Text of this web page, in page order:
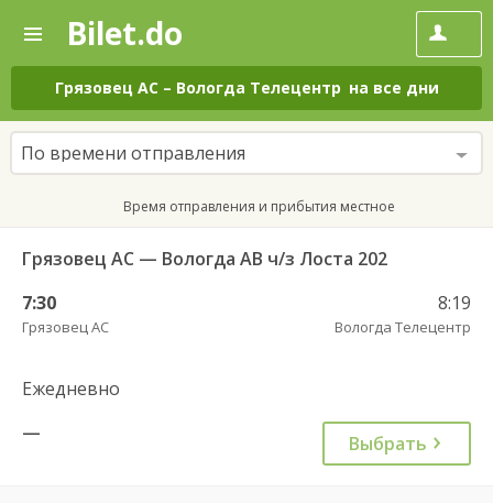
—
Поиск
и
покупка
билетов
на
автобус
онлайн
Bilet.do
Грязовец АС – Вологда Телецентр на все дни
По времени отправления
Время отправления и прибытия местное
Грязовец АС — Вологда АВ ч/з Лоста 202
7:30
Грязовец АС
8:19
Вологда Телецентр
Ежедневно
—
Выбрать